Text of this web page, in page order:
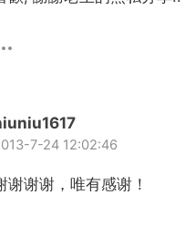
7-24 12:02:46
谢谢谢，唯有感谢！